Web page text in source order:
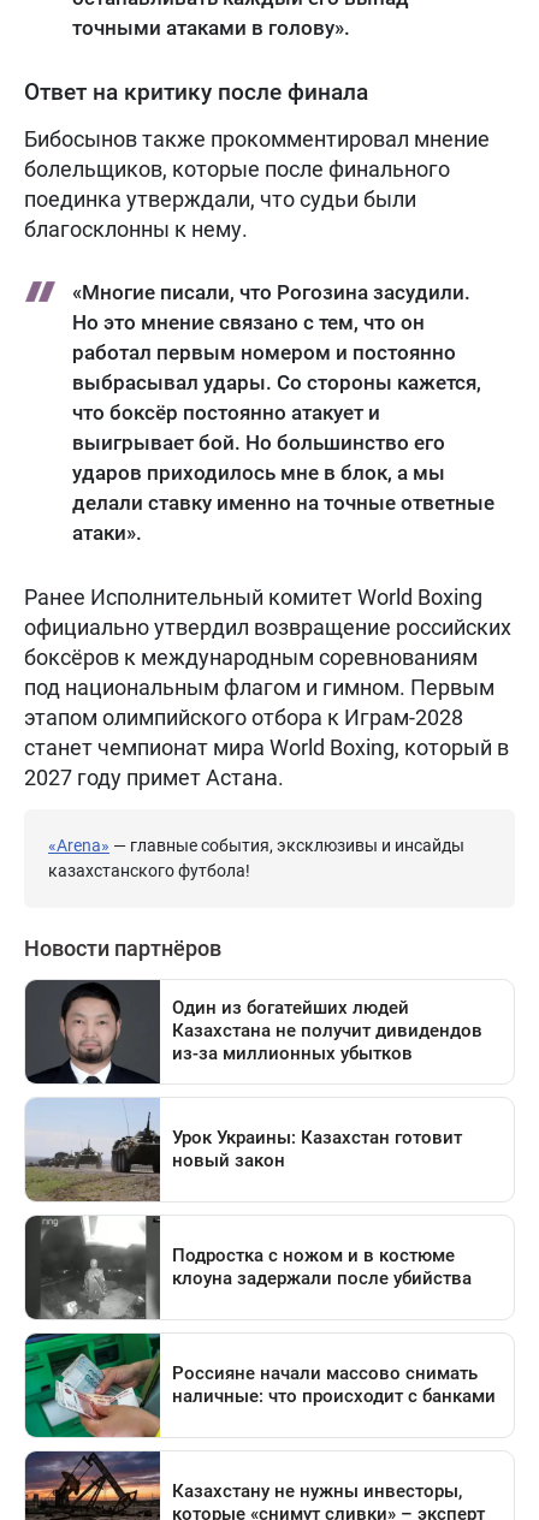
точными атаками в голову».
Ответ на критику после финала
Бибосынов также прокомментировал мнение
болельщиков, которые после финального
поединка утверждали, что судьи были
благосклонны к нему.
«Многие писали, что Рогозина засудили.
Но это мнение связано с тем, что он
работал первым номером и постоянно
выбрасывал удары. Со стороны кажется,
что боксёр постоянно атакует и
выигрывает бой. Но большинство его
ударов приходилось мне в блок, а мы
делали ставку именно на точные ответные
атаки».
Ранее Исполнительный комитет World Boxing
официально утвердил возвращение российских
боксёров к международным соревнованиям
под национальным флагом и гимном. Первым
этапом олимпийского отбора к Играм-2028
станет чемпионат мира World Boxing, который в
2027 году примет Астана.
«Arena» — главные события, эксклюзивы и инсайды
казахстанского футбола!